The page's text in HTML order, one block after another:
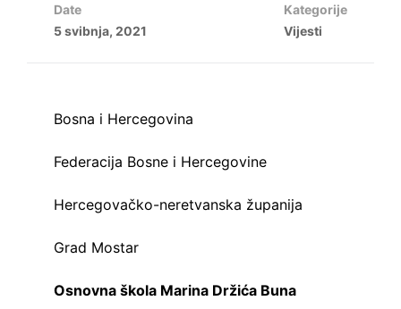
Date
5 svibnja, 2021
Kategorije
Vijesti
Bosna i Hercegovina
Federacija Bosne i Hercegovine
Hercegovačko-neretvanska županija
Grad Mostar
Osnovna škola Marina Držića Buna